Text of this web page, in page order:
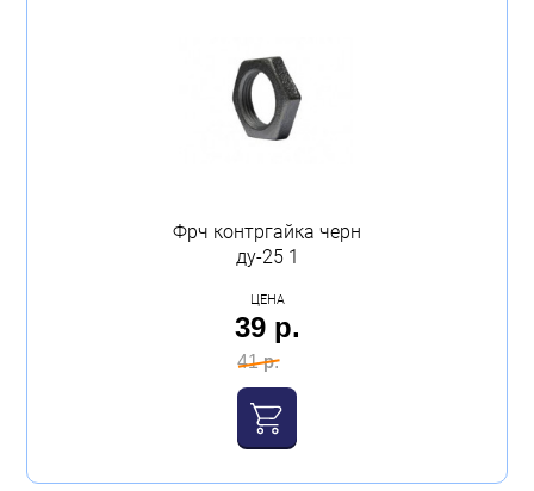
Фрч контргайка черн
ду-25 1
ЦЕНА
39 р.
41 р.